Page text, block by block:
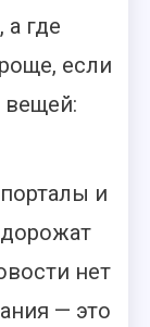
а где
если
вещей:
и
нет
— это